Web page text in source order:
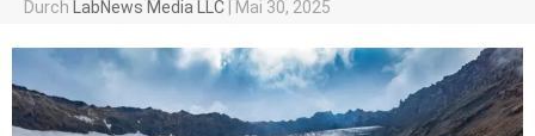
Durch LabNews Media LLC Mai 30, 2025